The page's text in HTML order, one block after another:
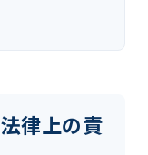
律上の責